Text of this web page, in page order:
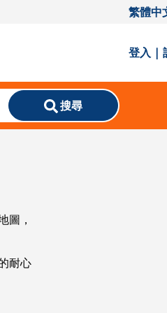
繁體中
登入 |
搜尋
圖，
耐心